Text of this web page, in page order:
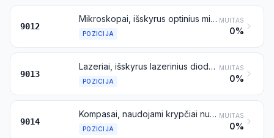
9012
Mikroskopai, išskyrus optinius mikroskopus; difrakcijos aparatai
POZICIJA
MUITAS
0%
9013
Lazeriai, išskyrus lazerinius diodus; kiti optiniai aparatai ir prietaisai, nenurodyti kitoje šio skirsnio vietoje
POZICIJA
MUITAS
0%
9014
Kompasai, naudojami krypčiai nustatyti; kiti navigacijos prietaisai ir aparatai
POZICIJA
MUITAS
0%